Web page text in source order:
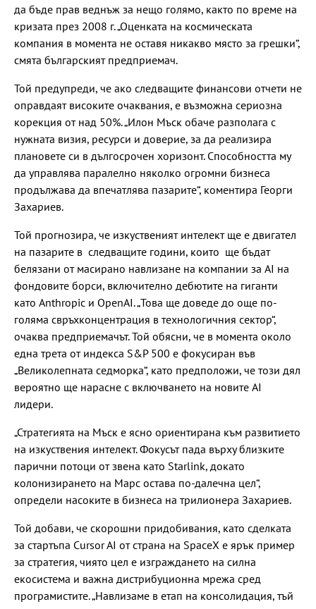
да бъде прав веднъж за нещо голямо, както по време на
кризата през 2008 г. „Оценката на космическата
компания в момента не оставя никакво място за грешки“,
смята българският предприемач.
Той предупреди, че ако следващите финансови отчети не
оправдаят високите очаквания, е възможна сериозна
корекция от над 50%. „Илон Мъск обаче разполага с
нужната визия, ресурси и доверие, за да реализира
плановете си в дългосрочен хоризонт. Способността му
да управлява паралелно няколко огромни бизнеса
продължава да впечатлява пазарите“, коментира Георги
Захариев.
Той прогнозира, че изкуственият интелект ще е двигател
на пазарите в следващите години, които ще бъдат
белязани от масирано навлизане на компании за AI на
фондовите борси, включително дебютите на гиганти
като Anthropic и OpenAI. „Това ще доведе до още по-
голяма свръхконцентрация в технологичния сектор“,
очаква предприемачът. Той обясни, че в момента около
една трета от индекса S&P 500 е фокусиран във
„Великолепната седморка“, като предположи, че този дял
вероятно ще нарасне с включването на новите AI
лидери.
„Стратегията на Мъск е ясно ориентирана към развитието
на изкуствения интелект. Фокусът пада върху близките
парични потоци от звена като Starlink, докато
колонизирането на Марс остава по-далечна цел“,
определи насоките в бизнеса на трилионера Захариев.
Той добави, че скорошни придобивания, като сделката
за стартъпа Cursor AI от страна на SpaceX е ярък пример
за стратегия, чиято цел е изграждането на силна
екосистема и важна дистрибуционна мрежа сред
програмистите. „Навлизаме в етап на консолидация, тъй